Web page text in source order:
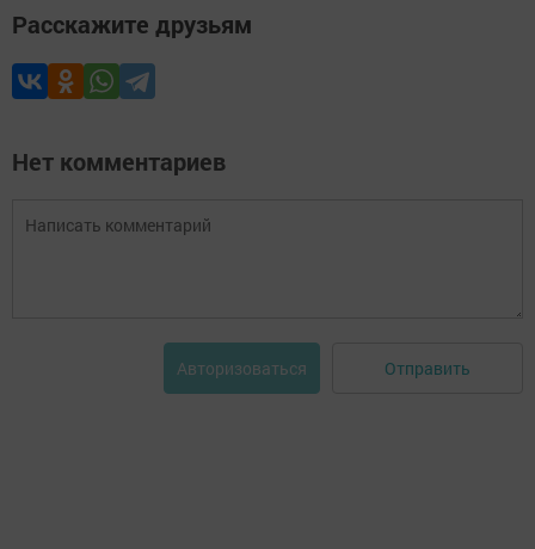
Расскажите друзьям
Нет комментариев
Авторизоваться Отправить